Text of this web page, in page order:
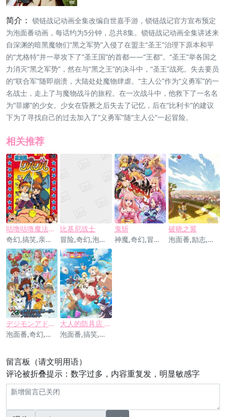
简介： 锁链战记动画全集改编自世嘉手游，锁链战记官方宣布预定
为泡面番动画，每话约为5分钟，总共8集。锁链战记动画全集讲述来
自深渊的暗黑魔物们“黑之军势”入侵了在盟主“圣王”治理下原本和平
的“尤格特”并一举攻下了“圣王国”的首都——“王都”。“圣王”举各国之
力消灭“黑之军势”，然在与“黑之王”的决斗中，“圣王”战死。失去要员
的“联合军”随即崩溃，大陆处处魔物肆虐。“主人公”作为“义勇军”的一
名战士，走上了与魔物战斗的旅程。在一次战斗中，他救下了一名名
为“菲娜”的少女。少女在昏厥之后失去了记忆，后在“比利卡”的建议
下为了寻找自己的过去加入了“义勇军”随“主人公”一起冒险。
相关推荐
咕噜咕噜魔法阵剧场版
奇幻,搞笑,亲子,冒险
比基尼战士
冒险,奇幻,泡面番
鬼斩
神魔,奇幻,冒险,搞笑,泡面番
破晓之翼
泡面番,励志,冒险,奇幻
デジモンアドベンチャー20th メモリアルストーリー
泡面番,奇幻,冒险
大人的防具店 第二季
泡面番,搞笑,奇幻,冒险,游戏
留言板（请文明用语）
评论被折叠提示：数字过多，内容重复发，明显敏感字